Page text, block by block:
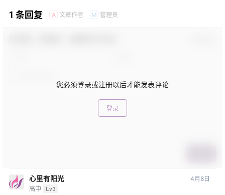
1 条回复 A 文章作者 M 管理员
您必须登录或注册以后才能发表评论
登录
心里有阳光
高中 Lv3
4月8日